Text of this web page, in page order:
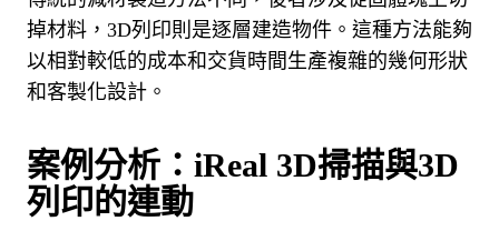
掉材料，3D列印則是逐層建造物件。 這種方法能夠
以相對較低的成本和交貨時間生產複雜的幾何形狀
和客製化設計。
案例分析：iReal 3D掃描與3D
列印的連動